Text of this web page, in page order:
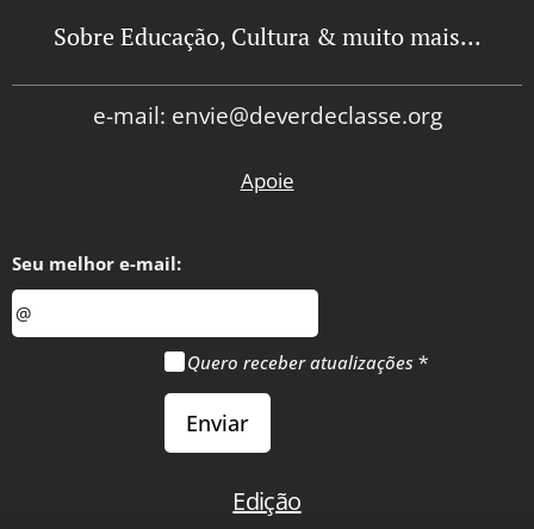
Sobre Educação, Cultura & muito mais...
e-mail: envie@deverdeclasse.org
Apoie
Seu melhor e-mail:
Quero receber atualizações
Enviar
Edição